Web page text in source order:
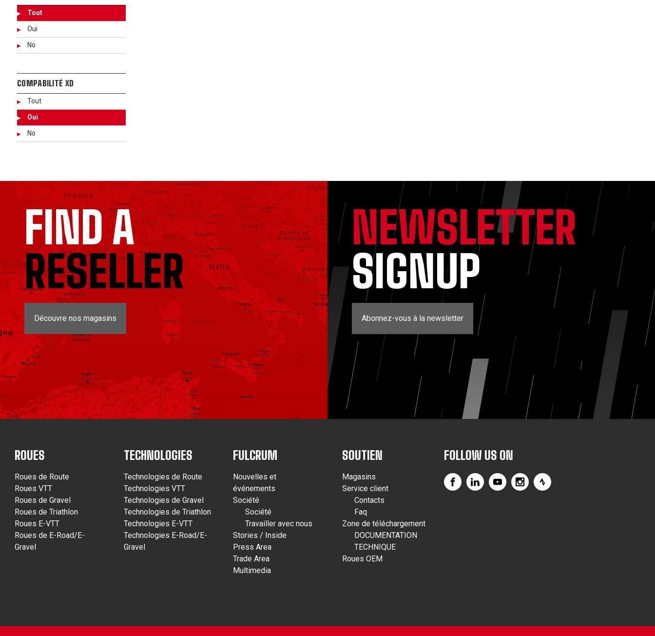
Tout
Oui
No
COMPABILITÉ XD
Tout
Oui
No
FIND A
RESELLER
Découvre nos magasins
NEWSLETTER
SIGNUP
Abonnez-vous à la newsletter
ROUES
Roues de Route
Roues VTT
Roues de Gravel
Roues de Triathlon
Roues E-VTT
Roues de E-Road/E-
Gravel
TECHNOLOGIES
Technologies de Route
Technologies VTT
Technologies de Gravel
Technologies de Triathlon
Technologies E-VTT
Technologies E-Road/E-
Gravel
FULCRUM
Nouvelles et
événements
Société
Société
Travailler avec nous
Stories / Inside
Press Area
Trade Area
Multimedia
SOUTIEN
Magasins
Service client
Contacts
Faq
Zone de téléchargement
DOCUMENTATION
TECHNIQUE
Roues OEM
FOLLOW US ON